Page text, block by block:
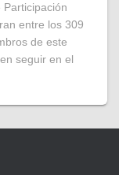
entre los 309
de este
seguir en el